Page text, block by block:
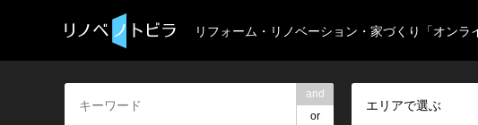
リフォーム・リノベーション・家づくり「オンラ
and
or
エリアで選ぶ